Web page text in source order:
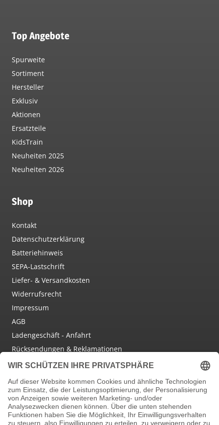
Top Angebote
Spurweite
Sortiment
Hersteller
Exklusiv
Aktionen
Ersatzteile
KidsTrain
Neuheiten 2025
Neuheiten 2026
Shop
Kontakt
Datenschutzerklärung
Batteriehinweis
SEPA-Lastschrift
Liefer- & Versandkosten
Widerrufsrecht
Impressum
AGB
Ladengeschäft - Anfahrt
Rücksendungen & Reklamationen
Social Media
Facebook
Instagram